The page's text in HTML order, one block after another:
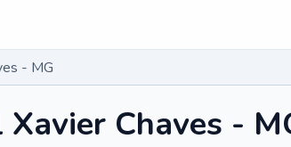
- MG
Chaves -